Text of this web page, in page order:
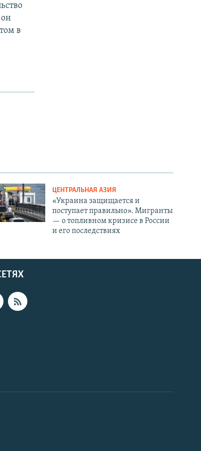
в
ЦЕНТРАЛЬНАЯ АЗИЯ
«Украина защищается и
поступает правильно». Мигранты
— о топливном кризисе в России
и его последствиях